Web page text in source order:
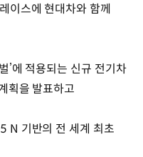
이스에 현대차와 함께
’에 적용되는 신규 전기차
획을 발표하고
N 기반의 전 세계 최초